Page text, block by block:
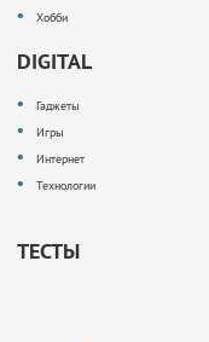
Хобби
DIGITAL
Гаджеты
Игры
Интернет
Технологии
ТЕСТЫ